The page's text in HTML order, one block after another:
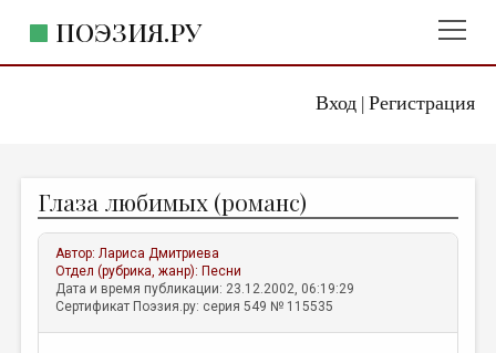
Вход| Регистрация
ПОЭЗИЯ.РУ
ЖАНРЫ
АВТОРЫ
КОММЕНТАРИИ
ЛИТСАЛОН
Глаза любимых (романс)
Автор:Лариса Дмитриева
Отдел (рубрика, жанр): Песни
Дата и время публикации: 23.12.2002, 06:19:29
Сертификат Поэзия.ру: серия 549 № 115535